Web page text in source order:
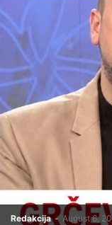
Redakcija - August 6,